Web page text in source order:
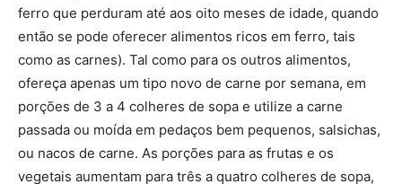
ferro que perduram até aos oito meses de idade, quando
então se pode oferecer alimentos ricos em ferro, tais
como as carnes). Tal como para os outros alimentos,
ofereça apenas um tipo novo de carne por semana, em
porções de 3 a 4 colheres de sopa e utilize a carne
passada ou moída em pedaços bem pequenos, salsichas,
ou nacos de carne. As porções para as frutas e os
vegetais aumentam para três a quatro colheres de sopa,